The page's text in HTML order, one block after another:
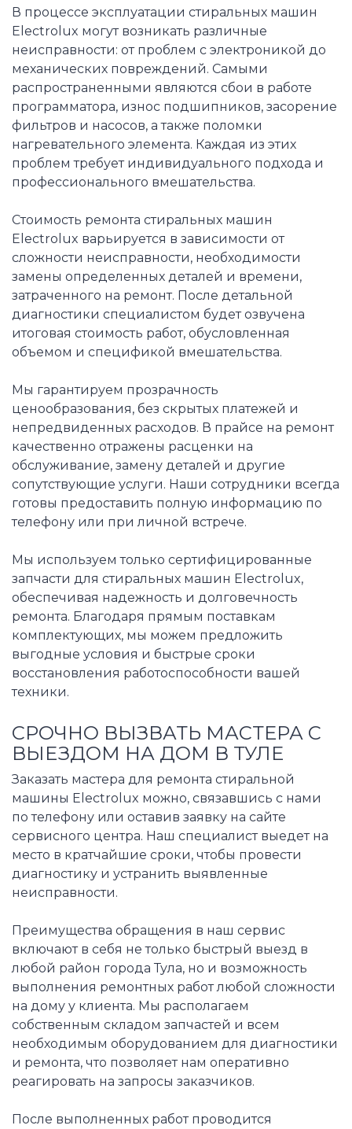
В процессе эксплуатации стиральных машин
Electrolux могут возникать различные
неисправности: от проблем с электроникой до
механических повреждений. Самыми
распространенными являются сбои в работе
программатора, износ подшипников, засорение
фильтров и насосов, а также поломки
нагревательного элемента. Каждая из этих
проблем требует индивидуального подхода и
профессионального вмешательства.
Стоимость ремонта стиральных машин
Electrolux варьируется в зависимости от
сложности неисправности, необходимости
замены определенных деталей и времени,
затраченного на ремонт. После детальной
диагностики специалистом будет озвучена
итоговая стоимость работ, обусловленная
объемом и спецификой вмешательства.
Мы гарантируем прозрачность
ценообразования, без скрытых платежей и
непредвиденных расходов. В прайсе на ремонт
качественно отражены расценки на
обслуживание, замену деталей и другие
сопутствующие услуги. Наши сотрудники всегда
готовы предоставить полную информацию по
телефону или при личной встрече.
Мы используем только сертифицированные
запчасти для стиральных машин Electrolux,
обеспечивая надежность и долговечность
ремонта. Благодаря прямым поставкам
комплектующих, мы можем предложить
выгодные условия и быстрые сроки
восстановления работоспособности вашей
техники.
СРОЧНО ВЫЗВАТЬ МАСТЕРА С
ВЫЕЗДОМ НА ДОМ В ТУЛЕ
Заказать мастера для ремонта стиральной
машины Electrolux можно, связавшись с нами
по телефону или оставив заявку на сайте
сервисного центра. Наш специалист выедет на
место в кратчайшие сроки, чтобы провести
диагностику и устранить выявленные
неисправности.
Преимущества обращения в наш сервис
включают в себя не только быстрый выезд в
любой район города Тула, но и возможность
выполнения ремонтных работ любой сложности
на дому у клиента. Мы располагаем
собственным складом запчастей и всем
необходимым оборудованием для диагностики
и ремонта, что позволяет нам оперативно
реагировать на запросы заказчиков.
После выполненных работ проводится